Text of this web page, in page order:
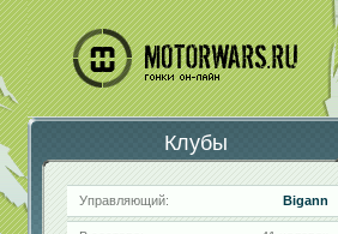
Клубы
Управляющий: Bigann